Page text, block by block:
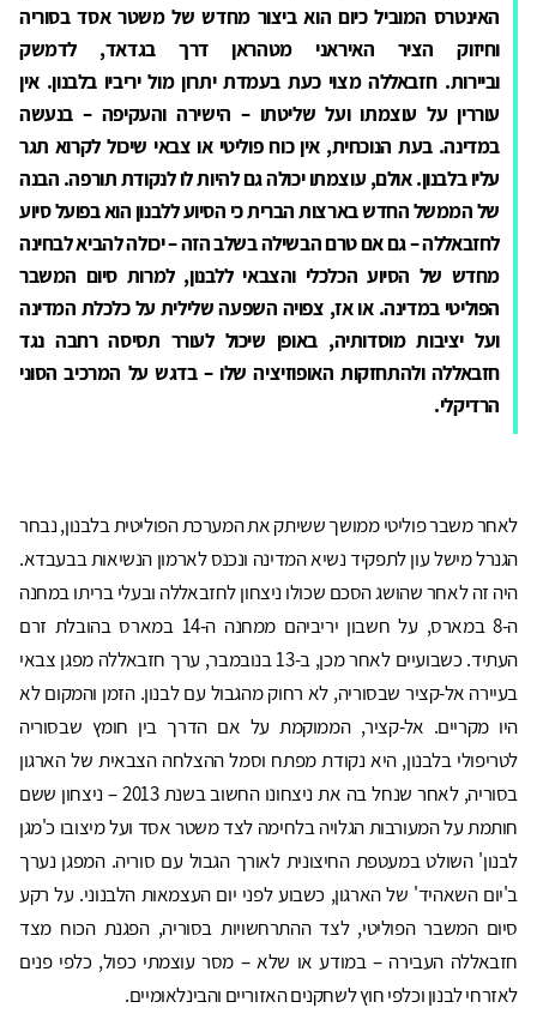
האינטרס המוביל כיום הוא ביצור מחדש של משטר אסד בסוריה
וחיזוק הציר האיראני מטהראן דרך בגדאד, לדמשק
וביירות. חזבאללה מצוי כעת בעמדת יתרון מול יריביו בלבנון. אין
עוררין על עוצמתו ועל שליטתו – הישירה והעקיפה – בנעשה
במדינה. בעת הנוכחית, אין כוח פוליטי או צבאי שיכול לקרוא תגר
עליו בלבנון. אולם, עוצמתו יכולה גם להיות לו לנקודת תורפה. הבנה
של הממשל החדש בארצות הברית כי הסיוע ללבנון הוא בפועל סיוע
לחזבאללה – גם אם טרם הבשילה בשלב הזה – יכולה להביא לבחינה
מחדש של הסיוע הכלכלי והצבאי ללבנון, למרות סיום המשבר
הפוליטי במדינה. או אז, צפויה השפעה שלילית על כלכלת המדינה
ועל יציבות מוסדותיה, באופן שיכול לעורר תסיסה רחבה נגד
חזבאללה ולהתחזקות האופוזיציה שלו – בדגש על המרכיב הסוני
הרדיקלי.
לאחר משבר פוליטי ממושך ששיתק את המערכת הפוליטית בלבנון, נבחר
הגנרל מישל עון לתפקיד נשיא המדינה ונכנס לארמון הנשיאות בבעבדא.
היה זה לאחר שהושג הסכם שכולו ניצחון לחזבאללה ובעלי בריתו במחנה
ה-8 במארס, על חשבון יריביהם ממחנה ה-14 במארס בהובלת זרם
העתיד. כשבועיים לאחר מכן, ב-13 בנובמבר, ערך חזבאללה מפגן צבאי
בעיירה אל-קציר שבסוריה, לא רחוק מהגבול עם לבנון. הזמן והמקום לא
היו מקריים. אל-קציר, הממוקמת על אם הדרך בין חומץ שבסוריה
לטריפולי בלבנון, היא נקודת מפתח וסמל ההצלחה הצבאית של הארגון
בסוריה, לאחר שנחל בה את ניצחונו החשוב בשנת 2013 – ניצחון ששם
חותמת על המעורבות הגלויה בלחימה לצד משטר אסד ועל מיצובו כ'מגן
לבנון' השולט במעטפת החיצונית לאורך הגבול עם סוריה. המפגן נערך
ב'יום השאהיד' של הארגון, כשבוע לפני יום העצמאות הלבנוני. על רקע
סיום המשבר הפוליטי, לצד ההתרחשויות בסוריה, הפגנת הכוח מצד
חזבאללה העבירה – במודע או שלא – מסר עוצמתי כפול, כלפי פנים
לאזרחי לבנון וכלפי חוץ לשחקנים האזוריים והבינלאומיים.